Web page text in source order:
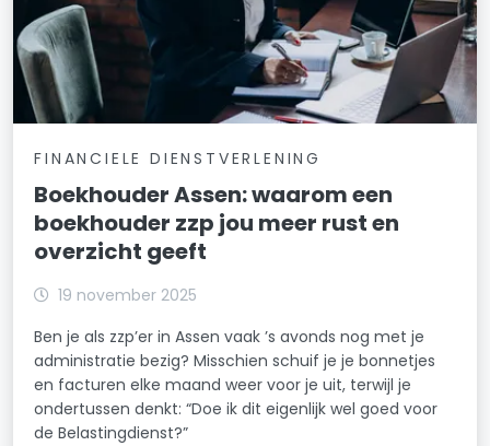
FINANCIELE DIENSTVERLENING
Boekhouder Assen: waarom een
boekhouder zzp jou meer rust en
overzicht geeft
19 november 2025
Ben je als zzp’er in Assen vaak ’s avonds nog met je
administratie bezig? Misschien schuif je je bonnetjes
en facturen elke maand weer voor je uit, terwijl je
ondertussen denkt: “Doe ik dit eigenlijk wel goed voor
de Belastingdienst?”